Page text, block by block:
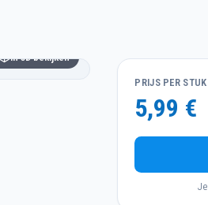
In 3D bekijken
PRIJS PER
5,99 €